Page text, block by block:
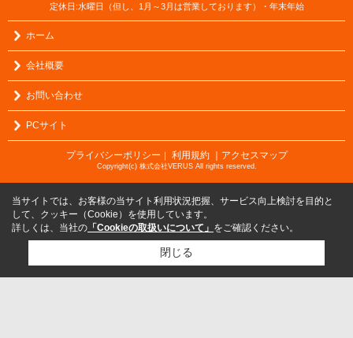
定休日:水曜日（但し、1月～3月は営業しております）・年末年始
ホーム
会社概要
お問い合わせ
PCサイト
プライバシーポリシー ｜ 利用規約 ｜アクセスマップ
Copyright(c) 株式会社VERUS All rights reserved.
当サイトでは、お客様の当サイト利用状況把握、サービス向上検討を目的と
して、クッキー（Cookie）を使用しています。
詳しくは、当社の 「Cookieの取扱いについて」 をご確認ください。
閉じる